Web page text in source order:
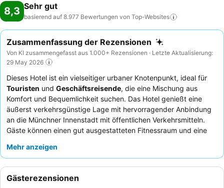
8,3 Sehr gut
basierend auf 8.977 Bewertungen von Top-Websites
Zusammenfassung der Rezensionen
Von KI zusammengefasst aus 1.000+ Rezensionen · Letzte Aktualisierung:
29 May 2026
Dieses Hotel ist ein vielseitiger urbaner Knotenpunkt, ideal für
Touristen und Geschäftsreisende, die eine Mischung aus
Komfort und Bequemlichkeit suchen. Das Hotel genießt eine
äußerst verkehrsgünstige Lage mit hervorragender Anbindung
an die Münchner Innenstadt mit öffentlichen Verkehrsmitteln.
Gäste können einen gut ausgestatteten Fitnessraum und eine
anstrengenden Tag. Das Personal wird stets für seine
was das vielfältige und hochwertige
das oft die Erwartungen übertrifft. Für ein ruhigeres Erlebnis
Mehr anzeigen
Gästerezensionen